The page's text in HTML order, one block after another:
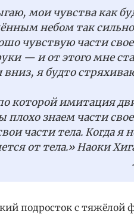
мои чувства как
небом так
чувствую части
— и от этого мне
вниз, я будто
которой имитация
знаем части
части тела. Когда
от тела.» Наоки
подросток с тяжёлой